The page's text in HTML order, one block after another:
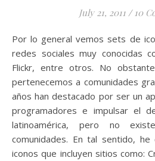
July 21, 2011 / 10
Por lo general vemos sets de iconos que incluyen los de
redes sociales muy conocidas
Flickr, entre otros. No
pertenecemos a comunidades
años han destacado por ser un
programadores e impulsar el
latinoamérica, pero no
comunidades. En tal sentido,
iconos que incluyen sitios como: